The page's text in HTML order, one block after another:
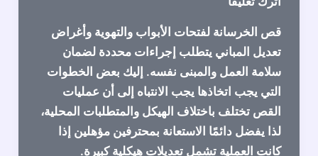
قص الخرسانة لفتحات الأبواب والتهوية وأغراض
تعديل المباني يتطلب إجراءات محددة لضمان
سلامة العمل والمبنى نفسه. إليك بعض الخطوات
التي يجب اتخاذها يجب الانتباه إلى أن عمليات
القص تختلف باختلاف الهيكل والمتطلبات المحلية،
لذا يفضل دائمًا الاستعانة بمحترفين مؤهلين إذا
كانت العملية تشمل تعديلات هيكلية كبيرة.